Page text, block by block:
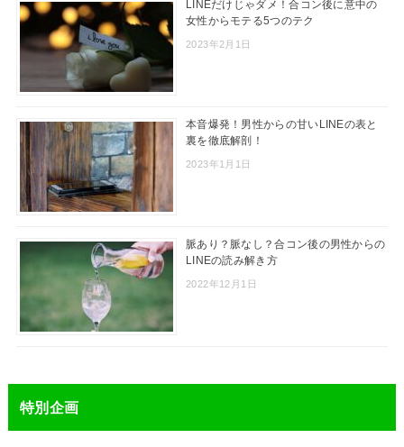
LINEだけじゃダメ！合コン後に意中の
女性からモテる5つのテク
2023年2月1日
本音爆発！男性からの甘いLINEの表と
裏を徹底解剖！
2023年1月1日
脈あり？脈なし？合コン後の男性からの
LINEの読み解き方
2022年12月1日
特別企画